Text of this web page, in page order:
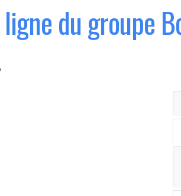
du groupe